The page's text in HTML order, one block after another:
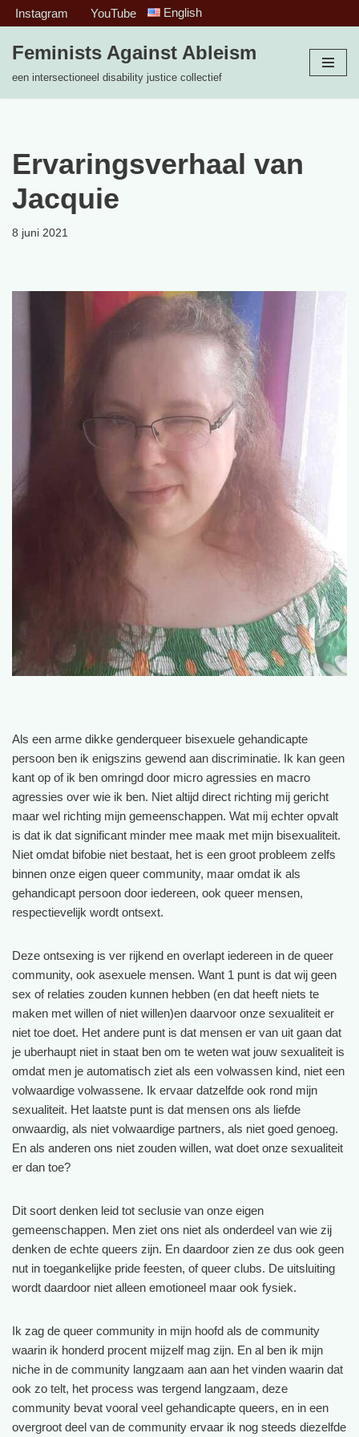
Ga
naar
de
inhoud
Instagram YouTube English
Feminists Against Ableism
een intersectioneel disability justice collectief
Ervaringsverhaal van
Jacquie
8 juni 2021
Als een arme dikke genderqueer bisexuele gehandicapte
persoon ben ik enigszins gewend aan discriminatie. Ik kan geen
kant op of ik ben omringd door micro agressies en macro
agressies over wie ik ben. Niet altijd direct richting mij gericht
maar wel richting mijn gemeenschappen. Wat mij echter opvalt
is dat ik dat significant minder mee maak met mijn bisexualiteit.
Niet omdat bifobie niet bestaat, het is een groot probleem zelfs
binnen onze eigen queer community, maar omdat ik als
gehandicapt persoon door iedereen, ook queer mensen,
respectievelijk wordt ontsext.
Deze ontsexing is ver rijkend en overlapt iedereen in de queer
community, ook asexuele mensen. Want 1 punt is dat wij geen
sex of relaties zouden kunnen hebben (en dat heeft niets te
maken met willen of niet willen)en daarvoor onze sexualiteit er
niet toe doet. Het andere punt is dat mensen er van uit gaan dat
je uberhaupt niet in staat ben om te weten wat jouw sexualiteit is
omdat men je automatisch ziet als een volwassen kind, niet een
volwaardige volwassene. Ik ervaar datzelfde ook rond mijn
sexualiteit. Het laatste punt is dat mensen ons als liefde
onwaardig, als niet volwaardige partners, als niet goed genoeg.
En als anderen ons niet zouden willen, wat doet onze sexualiteit
er dan toe?
Dit soort denken leid tot seclusie van onze eigen
gemeenschappen. Men ziet ons niet als onderdeel van wie zij
denken de echte queers zijn. En daardoor zien ze dus ook geen
nut in toegankelijke pride feesten, of queer clubs. De uitsluiting
wordt daardoor niet alleen emotioneel maar ook fysiek.
Ik zag de queer community in mijn hoofd als de community
waarin ik honderd procent mijzelf mag zijn. En al ben ik mijn
niche in de community langzaam aan aan het vinden waarin dat
ook zo telt, het process was tergend langzaam, deze
community bevat vooral veel gehandicapte queers, en in een
overgroot deel van de community ervaar ik nog steeds diezelfde